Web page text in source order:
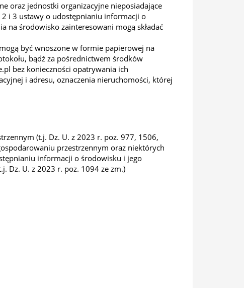
oraz jednostki organizacyjne nieposiadające
i 3 ustawy o udostępnianiu informacji o
na środowisko zainteresowani mogą składać
być wnoszone w formie papierowej na
bądź za pośrednictwem środków
bez konieczności opatrywania ich
i adresu, oznaczenia nieruchomości, której
(t.j. Dz. U. z 2023 r. poz. 977, 1506,
przestrzennym oraz niektórych
informacji o środowisku i jego
Dz. U. z 2023 r. poz. 1094 ze zm.)